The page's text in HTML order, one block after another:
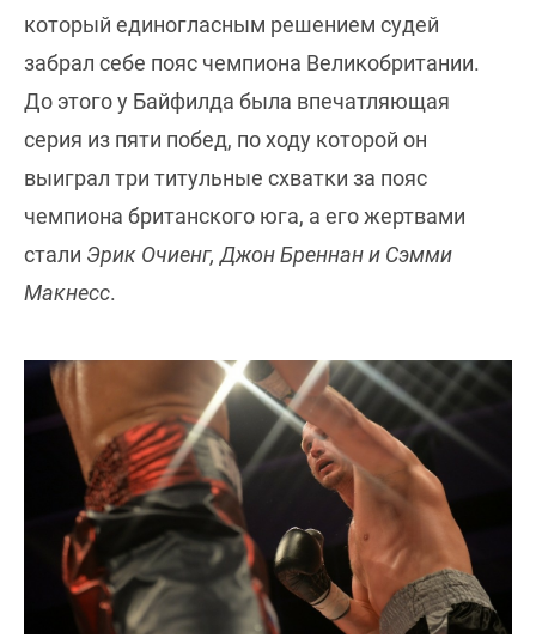
который единогласным решением судей
забрал себе пояс чемпиона Великобритании.
До этого у Байфилда была впечатляющая
серия из пяти побед, по ходу которой он
выиграл три титульные схватки за пояс
чемпиона британского юга, а его жертвами
стали Эрик Очиенг, Джон Бреннан и Сэмми
Макнесс.